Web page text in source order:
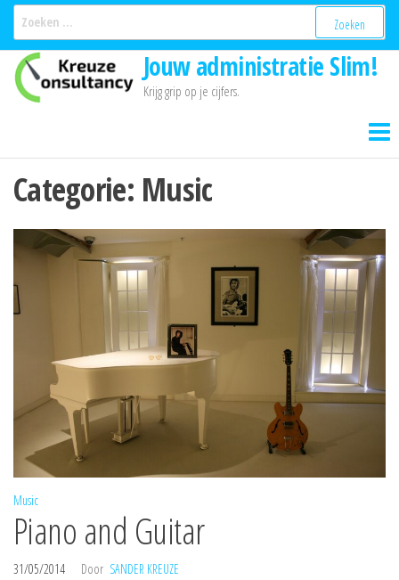
Ga
naar
inhoud
Jouw administratie Slim!
Krijg grip op je cijfers.
Categorie: Music
Music
Piano and Guitar
31/05/2014 Door SANDER KREUZE